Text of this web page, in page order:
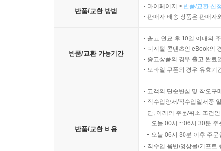
반품/교환 방법
마이페이지 > 반품/교환 신
판매자 배송 상품은 판매자
반품/교환 가능기간
출고 완료 후 10일 이내의
디지털 콘텐츠인 eBook의
중고상품의 경우 출고 완료
모바일 쿠폰의 경우 유효기
반품/교환 비용
고객의 단순변심 및 착오구
직수입양서/직수입일서중
단, 아래의 주문/취소 조건
오늘 00시 ~ 06시 30분
오늘 06시 30분 이후 주
직수입 음반/영상물/기프트